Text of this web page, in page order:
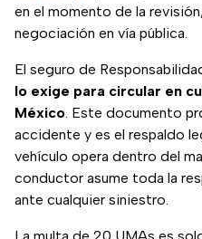
en el momento de la
negociación en vía pública.
El seguro de
lo exige para circular en
México. Este documento
accidente y es el respaldo
vehículo opera dentro del
conductor asume toda la
ante cualquier siniestro.